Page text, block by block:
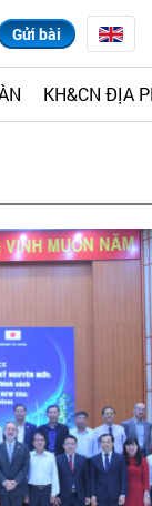
Gửi bài
KH&CN ĐỊA